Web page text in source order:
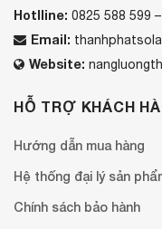
Hotlline: 0825 588 599
Email:
Website:
HỖ TRỢ KHÁCH
Hướng dẫn mua hàng
Hệ thống đại lý sản
Chính sách bảo hành